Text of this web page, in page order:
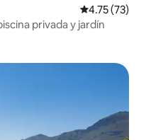
Calificación
4.75 (73)
privada y jardín